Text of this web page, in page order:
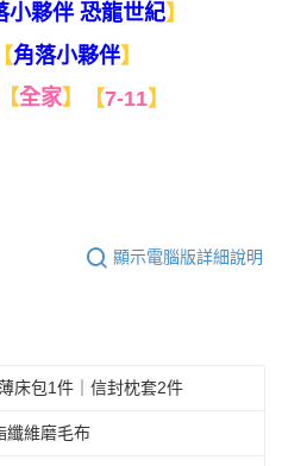
小夥伴 恐龍世紀】
角落小夥伴】
【全家】 【7-11】
顯示電腦版詳細說明
床包1件｜信封枕套2件
纖維磨毛布